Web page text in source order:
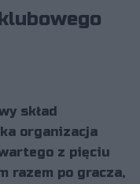
skład
organizacja
z pięciu
razem po gracza,